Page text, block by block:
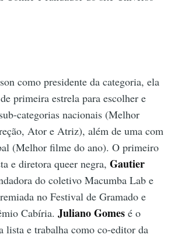
como presidente da categoria, ela
primeira estrela para escolher e
categorias nacionais (Melhor
Ator e Atriz), além de uma com
(Melhor filme do ano). O primeiro
e diretora queer negra,Gautier
do coletivo Macumba Lab e
no Festival de Gramado e
Cabíria.Juliano Gomes é o
lista e trabalha como co-editor da